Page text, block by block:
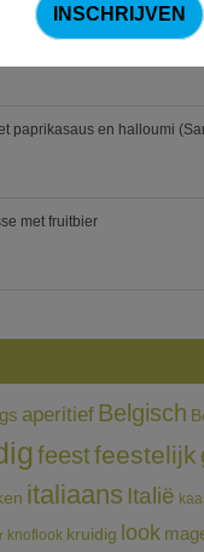
paprikasaus en halloumi
met fruitbier
aperitief Belgisch
feestfeestelijk
italiaans Italië
knoflook kruidig look